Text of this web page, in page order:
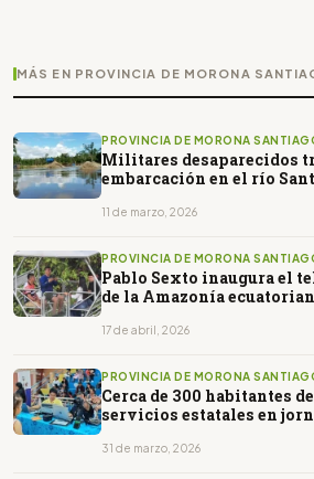
MÁS EN PROVINCIA DE MORONA
PROVINCIA DE MORONA
Militares desaparecidos
embarcación en el río
11 de marzo, 2026
PROVINCIA DE MORONA
Pablo Sexto inaugura el
de la Amazonía
17 de abril, 2026
PROVINCIA DE MORONA
Cerca de 300 habitantes
servicios estatales en
31 de marzo, 2026